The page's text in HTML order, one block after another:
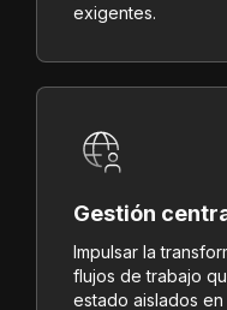
exigentes.
Gestión
Impulsar la
flujos de trabajo
estado aislados